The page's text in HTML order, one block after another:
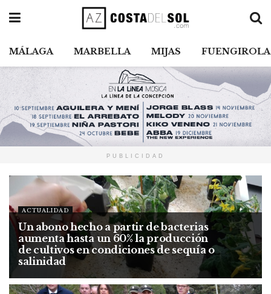
MÁLAGA MARBELLA MIJAS FUENGIROLA
PUBLICIDAD
ACTUALIDAD
Un abono hecho a partir de bacterias
aumenta hasta un 60% la producción
de cultivos en condiciones de sequía o
salinidad